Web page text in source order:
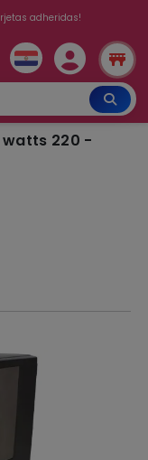
adheridas!
watts 220 -